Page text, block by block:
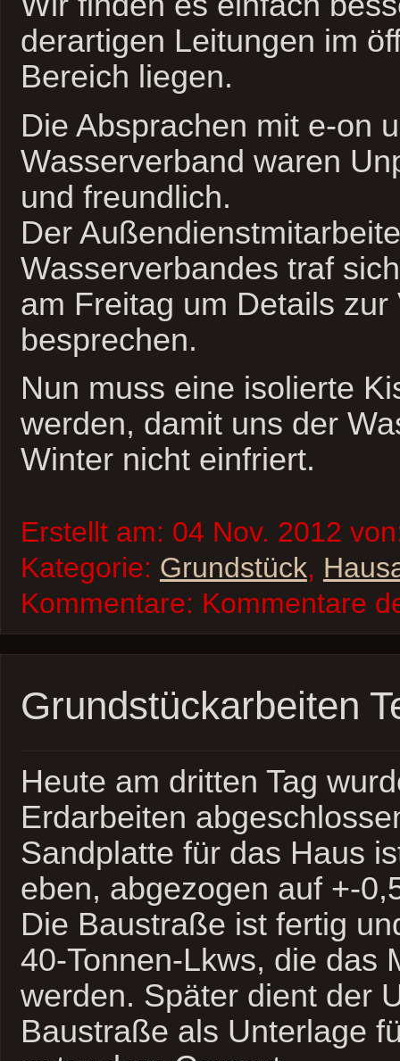
derartigen Leitungen im
Bereich liegen.
Die Absprachen mit e-on
Wasserverband waren
und freundlich.
Der
Wasserverbandes traf
am Freitag um Details zur
besprechen.
Nun muss eine isolierte
werden, damit uns der
Winter nicht einfriert.
Erstellt am: 04 Nov. 2012
Kategorie: Grundstück,
Kommentare: Kommentare
Grundstückarbeiten
Heute am dritten Tag
Erdarbeiten
Sandplatte für das Haus
eben, abgezogen auf +-
Die Baustraße ist fertig
40-Tonnen-Lkws, die das
werden. Später dient der
Baustraße als Unterlage